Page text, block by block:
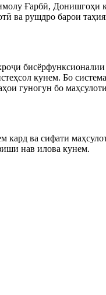
Ғарбӣ,
рушдро барои
кунем. Бо
гуногун бо
ва сифати
нав илова кунем.